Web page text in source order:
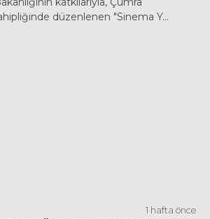
düzenlenen "Sinema Y...
1 hafta önce